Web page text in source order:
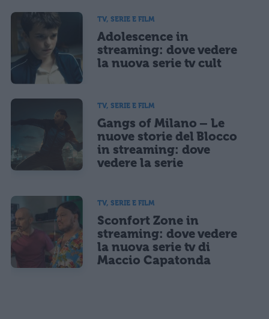
TV, SERIE E FILM
Adolescence in
streaming: dove vedere
la nuova serie tv cult
TV, SERIE E FILM
Gangs of Milano – Le
nuove storie del Blocco
in streaming: dove
vedere la serie
TV, SERIE E FILM
Sconfort Zone in
streaming: dove vedere
la nuova serie tv di
Maccio Capatonda